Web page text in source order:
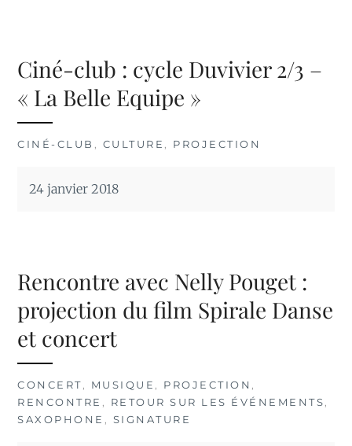
Ciné-club : cycle Duvivier 2/3 –
« La Belle Equipe »
CINÉ-CLUB , CULTURE , PROJECTION
24 janvier 2018
Rencontre avec Nelly Pouget :
projection du film Spirale Danse
et concert
CONCERT, MUSIQUE , PROJECTION ,
RENCONTRE , RETOUR SUR LES ÉVÉNEMENTS,
SAXOPHONE , SIGNATURE